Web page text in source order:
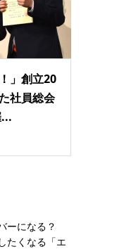
」創立20
社員総会
ーになる？
たくなる「エ